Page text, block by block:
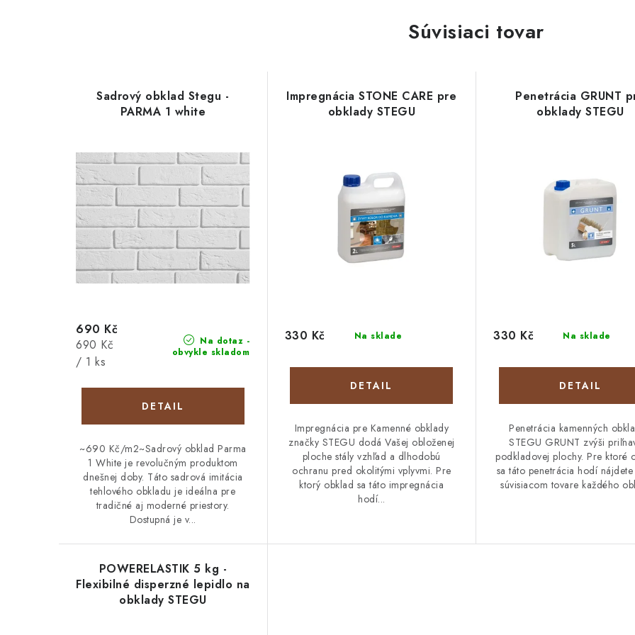
Súvisiaci tovar
Sadrový obklad Stegu -
PARMA 1 white
Na dotaz -
obvykle skladom
690 Kč
Jednotková
cena:
690 Kč
/ 1 ks
DETAIL
~690 Kč/m2~Sadrový obklad Parma
1 White je revolučným produktom
dnešnej doby. Táto sadrová imitácia
tehlového obkladu je ideálna pre
tradičné aj moderné priestory.
Dostupná je v...
Impregnácia STONE CARE pre
obklady STEGU
Na sklade
330 Kč
DETAIL
Impregnácia pre Kamenné obklady
značky STEGU dodá Vašej obloženej
ploche stály vzhľad a dlhodobú
ochranu pred okolitými vplyvmi. Pre
ktorý obklad sa táto impregnácia
hodí...
Penetrácia GRUNT
obklady STEGU
Na sklade
330 Kč
DETAIL
Penetrácia kamenných
STEGU GRUNT zvýši
podkladovej plochy. Pre ktoré
sa táto penetrácia hodí
súvisiacom tovare každého
POWERELASTIK 5 kg -
Flexibilné disperzné lepidlo na
obklady STEGU